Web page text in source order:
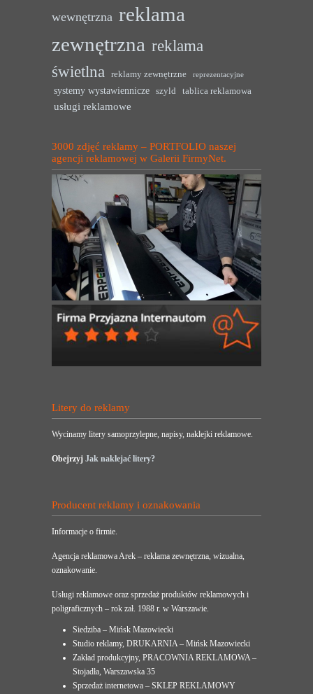
wewnętrzna reklama
zewnętrzna reklama
świetlna
reklamy zewnętrzne reprezentacyjne
systemy wystawiennicze szyld tablica reklamowa
usługi reklamowe
3000 zdjęć reklamy – PORTFOLIO naszej
agencji reklamowej w Galerii FirmyNet.
Litery do reklamy
Wycinamy litery samoprzylepne, napisy, naklejki reklamowe.
Obejrzyj Jak naklejać litery?
Producent reklamy i oznakowania
Informacje o firmie.
Agencja reklamowa Arek – reklama zewnętrzna, wizualna,
oznakowanie.
Usługi reklamowe oraz sprzedaż produktów reklamowych i
poligraficznych – rok zał. 1988 r. w Warszawie.
Siedziba – Mińsk Mazowiecki
Studio reklamy, DRUKARNIA – Mińsk Mazowiecki
Zakład produkcyjny, PRACOWNIA REKLAMOWA –
Stojadła, Warszawska 35
Sprzedaż internetowa – SKLEP REKLAMOWY